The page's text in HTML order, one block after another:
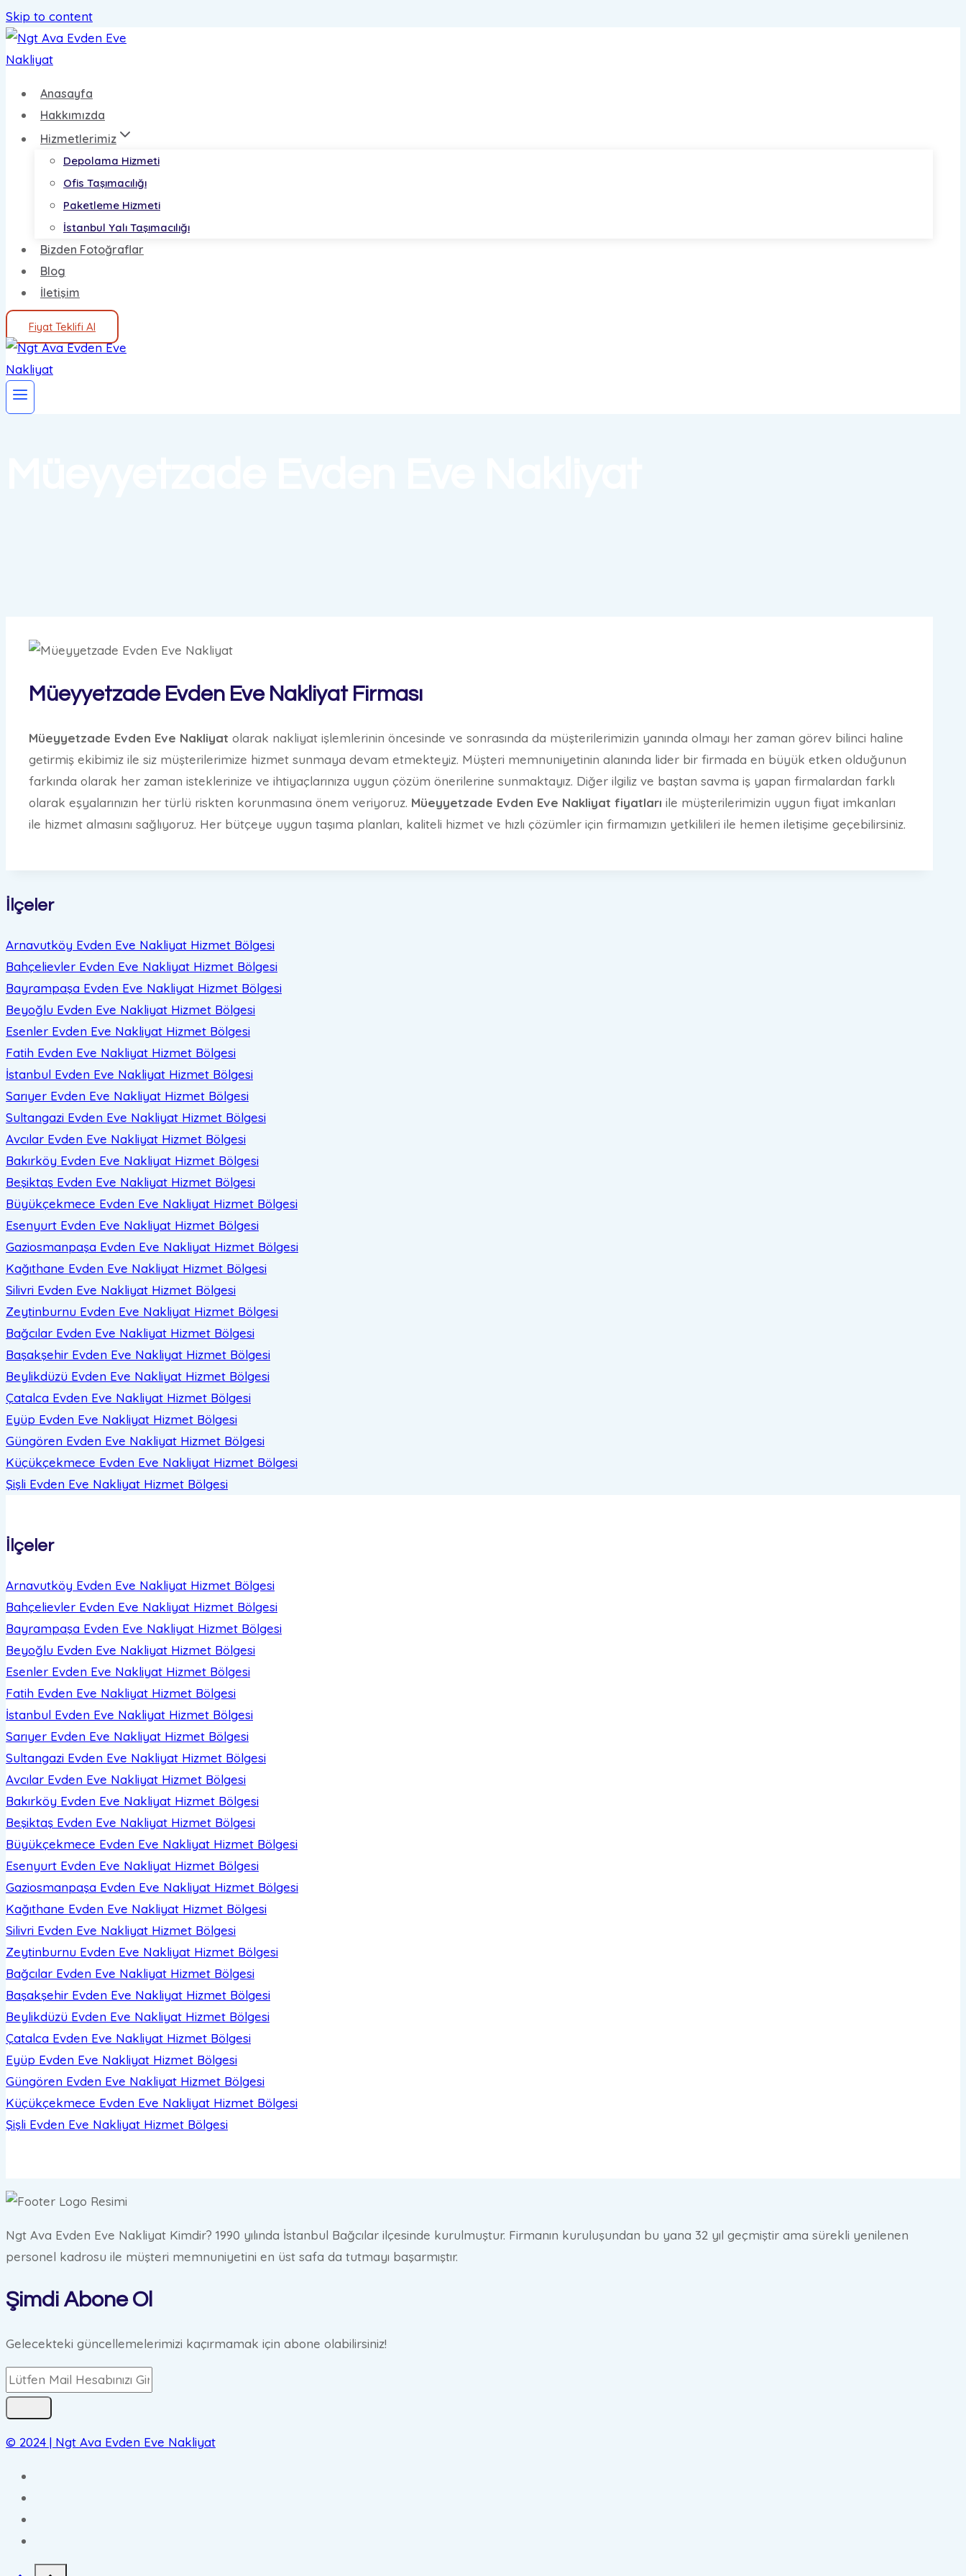
Skip to content
Anasayfa
Hakkımızda
Hizmetlerimiz
Depolama Hizmeti
Ofis Taşımacılığı
Paketleme Hizmeti
İstanbul Yalı Taşımacılığı
Bizden Fotoğraflar
Blog
İletişim
Fiyat Teklifi Al
Müeyyetzade Evden Eve Nakliyat Firması
Müeyyetzade Evden Eve Nakliyat olarak nakliyat işlemlerinin öncesinde ve sonrasında da müşterilerimizin yanında olmayı her zaman görev bilinci haline
getirmiş ekibimiz ile siz müşterilerimize hizmet sunmaya devam etmekteyiz. Müşteri memnuniyetinin alanında lider bir firmada en büyük etken olduğunun
farkında olarak her zaman isteklerinize ve ihtiyaçlarınıza uygun çözüm önerilerine sunmaktayız. Diğer ilgiliz ve baştan savma iş yapan firmalardan farklı
olarak eşyalarınızın her türlü riskten korunmasına önem veriyoruz. Müeyyetzade Evden Eve Nakliyat fiyatları ile müşterilerimizin uygun fiyat imkanları
ile hizmet almasını sağlıyoruz. Her bütçeye uygun taşıma planları, kaliteli hizmet ve hızlı çözümler için firmamızın yetkilileri ile hemen iletişime geçebilirsiniz.
İlçeler
Arnavutköy Evden Eve Nakliyat Hizmet Bölgesi
Bahçelievler Evden Eve Nakliyat Hizmet Bölgesi
Bayrampaşa Evden Eve Nakliyat Hizmet Bölgesi
Beyoğlu Evden Eve Nakliyat Hizmet Bölgesi
Esenler Evden Eve Nakliyat Hizmet Bölgesi
Fatih Evden Eve Nakliyat Hizmet Bölgesi
İstanbul Evden Eve Nakliyat Hizmet Bölgesi
Sarıyer Evden Eve Nakliyat Hizmet Bölgesi
Sultangazi Evden Eve Nakliyat Hizmet Bölgesi
Avcılar Evden Eve Nakliyat Hizmet Bölgesi
Bakırköy Evden Eve Nakliyat Hizmet Bölgesi
Beşiktaş Evden Eve Nakliyat Hizmet Bölgesi
Büyükçekmece Evden Eve Nakliyat Hizmet Bölgesi
Esenyurt Evden Eve Nakliyat Hizmet Bölgesi
Gaziosmanpaşa Evden Eve Nakliyat Hizmet Bölgesi
Kağıthane Evden Eve Nakliyat Hizmet Bölgesi
Silivri Evden Eve Nakliyat Hizmet Bölgesi
Zeytinburnu Evden Eve Nakliyat Hizmet Bölgesi
Bağcılar Evden Eve Nakliyat Hizmet Bölgesi
Başakşehir Evden Eve Nakliyat Hizmet Bölgesi
Beylikdüzü Evden Eve Nakliyat Hizmet Bölgesi
Çatalca Evden Eve Nakliyat Hizmet Bölgesi
Eyüp Evden Eve Nakliyat Hizmet Bölgesi
Güngören Evden Eve Nakliyat Hizmet Bölgesi
Küçükçekmece Evden Eve Nakliyat Hizmet Bölgesi
Şişli Evden Eve Nakliyat Hizmet Bölgesi
İlçeler
Arnavutköy Evden Eve Nakliyat Hizmet Bölgesi
Bahçelievler Evden Eve Nakliyat Hizmet Bölgesi
Bayrampaşa Evden Eve Nakliyat Hizmet Bölgesi
Beyoğlu Evden Eve Nakliyat Hizmet Bölgesi
Esenler Evden Eve Nakliyat Hizmet Bölgesi
Fatih Evden Eve Nakliyat Hizmet Bölgesi
İstanbul Evden Eve Nakliyat Hizmet Bölgesi
Sarıyer Evden Eve Nakliyat Hizmet Bölgesi
Sultangazi Evden Eve Nakliyat Hizmet Bölgesi
Avcılar Evden Eve Nakliyat Hizmet Bölgesi
Bakırköy Evden Eve Nakliyat Hizmet Bölgesi
Beşiktaş Evden Eve Nakliyat Hizmet Bölgesi
Büyükçekmece Evden Eve Nakliyat Hizmet Bölgesi
Esenyurt Evden Eve Nakliyat Hizmet Bölgesi
Gaziosmanpaşa Evden Eve Nakliyat Hizmet Bölgesi
Kağıthane Evden Eve Nakliyat Hizmet Bölgesi
Silivri Evden Eve Nakliyat Hizmet Bölgesi
Zeytinburnu Evden Eve Nakliyat Hizmet Bölgesi
Bağcılar Evden Eve Nakliyat Hizmet Bölgesi
Başakşehir Evden Eve Nakliyat Hizmet Bölgesi
Beylikdüzü Evden Eve Nakliyat Hizmet Bölgesi
Çatalca Evden Eve Nakliyat Hizmet Bölgesi
Eyüp Evden Eve Nakliyat Hizmet Bölgesi
Güngören Evden Eve Nakliyat Hizmet Bölgesi
Küçükçekmece Evden Eve Nakliyat Hizmet Bölgesi
Şişli Evden Eve Nakliyat Hizmet Bölgesi
Ngt Ava Evden Eve Nakliyat Kimdir? 1990 yılında İstanbul Bağcılar ilçesinde kurulmuştur. Firmanın kuruluşundan bu yana 32 yıl geçmiştir ama sürekli yenilenen
personel kadrosu ile müşteri memnuniyetini en üst safa da tutmayı başarmıştır.
Şimdi Abone Ol
Gelecekteki güncellemelerimizi kaçırmamak için abone olabilirsiniz!
© 2024 | Ngt Ava Evden Eve Nakliyat